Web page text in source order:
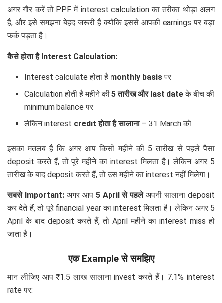
अगर गौर करें तो PPF में interest calculation का तरीका थोड़ा अलग
है, और इसे समझना बेहद जरूरी है क्योंकि इससे आपकी earnings पर बड़ा
फर्क पड़ता है।
कैसे होता है Interest Calculation:
Interest calculate होता है monthly basisपर
Calculation होती है महीने की5 तारीख और last dateके बीच की
minimum balance पर
लेकिन interest credit होता है सालाना– 31 March को
इसका मतलब है कि अगर आप किसी महीने की 5 तारीख से पहले पैसा
deposit करते हैं, तो पूरे महीने का interest मिलता है। लेकिन अगर 5
तारीख के बाद deposit करते हैं, तो उस महीने का interest नहीं मिलेगा।
सबसे Important:अगर आप 5 April से पहलेअपनी सालाना deposit
कर देते हैं, तो पूरे financial year का interest मिलता है। लेकिन अगर 5
April के बाद deposit करते हैं, तो April महीने का interest miss हो
जाता है।
एक Example से समझिए
मान लीजिए आप ₹1.5 लाख सालाना invest करते हैं। 7.1% interest
rate पर: